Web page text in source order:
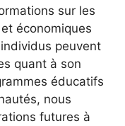
sur les
économiques
peuvent
quant à son
éducatifs
nous
futures à